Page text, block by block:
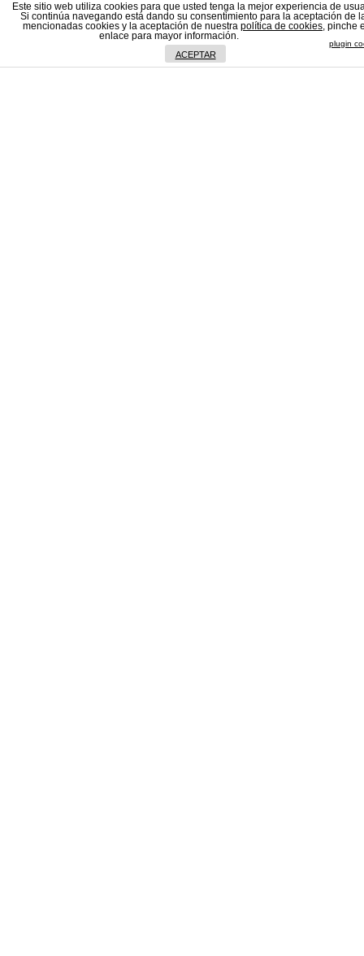
Este sitio web utiliza cookies para que usted tenga la mejor experiencia de
Si continúa navegando está dando su consentimiento para la aceptación de
mencionadas cookies y la aceptación de nuestra política de cookies, pinche
enlace para mayor información.
plugin
ACEPTAR